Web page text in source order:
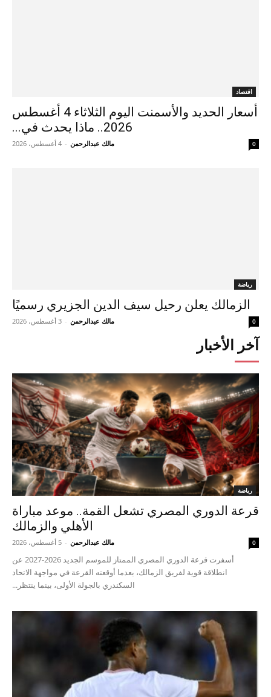
اقتصاد
أسعار الحديد والأسمنت اليوم الثلاثاء 4 أغسطس
2026.. ماذا يحدث في...
مالك عبدالرحمن - 4 أغسطس، 2026 0
رياضة
الزمالك يعلن رحيل سيف الدين الجزيري رسميًا
مالك عبدالرحمن - 3 أغسطس، 2026 0
آخر الأخبار
رياضة
قرعة الدوري المصري تشعل القمة.. موعد مباراة
الأهلي والزمالك
مالك عبدالرحمن - 5 أغسطس، 2026 0
أسفرت قرعة الدوري المصري الممتاز للموسم الجديد 2026-2027 عن
انطلاقة قوية لفريق الزمالك، بعدما أوقعته القرعة في مواجهة الاتحاد
السكندري بالجولة الأولى، بينما ينتظر...